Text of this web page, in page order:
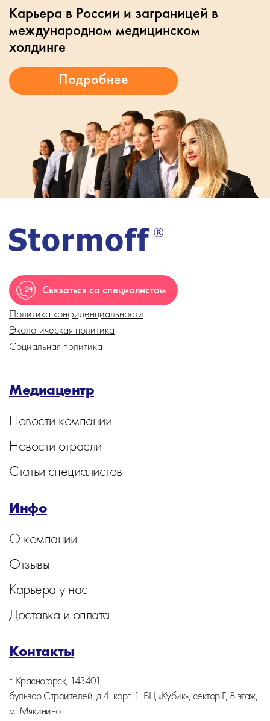
Карьера в России и заграницей в
международном медицинском
холдинге
Связаться со специалистом
Политика конфиденциальности
Экологическая политика
Социальная политика
Медиацентр
Новости компании
Новости отрасли
Статьи специалистов
Инфо
О компании
Отзывы
Карьера у нас
Доставка и оплата
Контакты
г. Красногорск, 143401,
бульвар Строителей, д.4, корп.1, БЦ «Кубик», сектор Г, 8 этаж,
м. Мякинино